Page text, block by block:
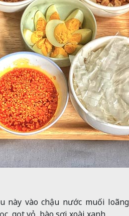
vào chậu nước muối
gọt vỏ, bào sợi xoài xanh